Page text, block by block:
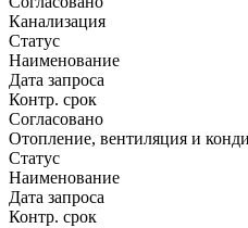
Канализация
Статус
Наименование
Дата запроса
Контр. срок
Согласовано
Отопление, вентиляция и
Статус
Наименование
Дата запроса
Контр. срок